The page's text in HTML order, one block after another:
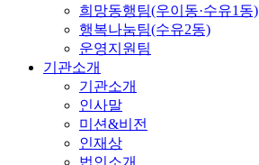
희망동행팀(우이동·수유1동)
행복나눔팀(수유2동)
운영지원팀
기관소개
기관소개
인사말
미션&비전
인재상
법인소개